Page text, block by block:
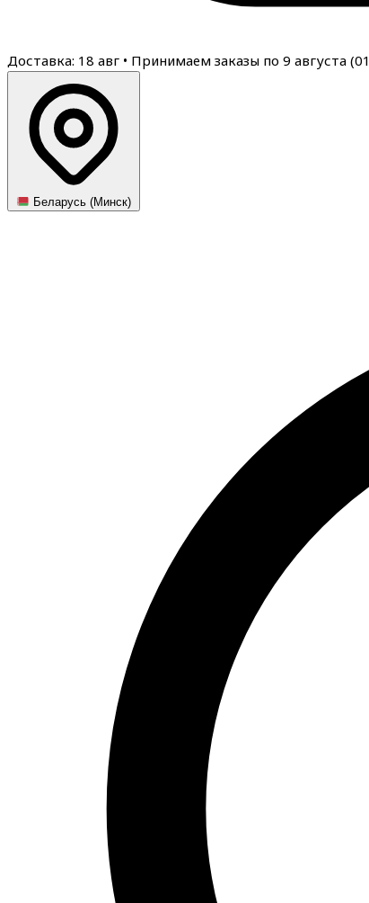
Доставка: 18 авг • Принимаем заказы по 9 августа (01
Беларусь (Минск)